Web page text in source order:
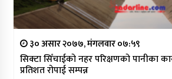
३० असार २०७७, मंगलवार ०७:५९
सिक्टा सिँचाईको नहर परिक्षणको पानीका
प्रतिशत रोपाई सम्पन्न